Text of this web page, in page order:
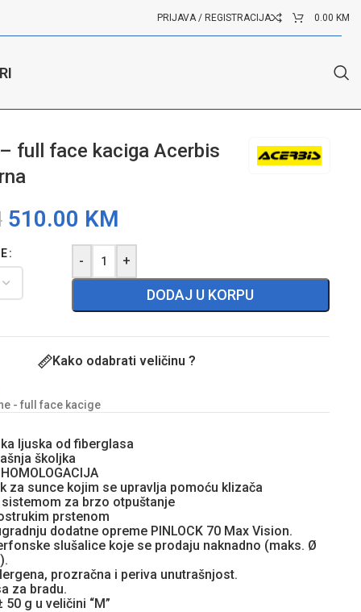
PRIJAVA / REGISTRACIJA 0.00 KM
full face kaciga Acerbis
510.00 KM
- +
DODAJ U KORPU
Kako odabrati veličinu ?
- full face kacige
ljuska od fiberglasa
školjka
za sunce kojim se upravlja pomoću klizača
za brzo otpuštanje
prstenom
dodatne opreme PINLOCK 70 Max Vision.
slušalice koje se prodaju naknadno (maks. Ø
prozračna i periva unutrašnjost.
za bradu.
50 g u veličini “M”